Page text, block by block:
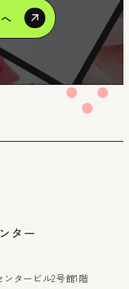
ター
タービル2号館1階